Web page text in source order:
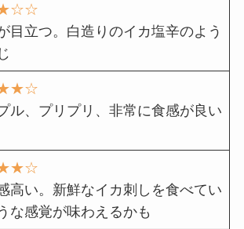
目立つ。白造りのイカ塩辛のよう
ル、プリプリ、非常に食感が良い
高い。新鮮なイカ刺しを食べてい
な感覚が味わえるかも